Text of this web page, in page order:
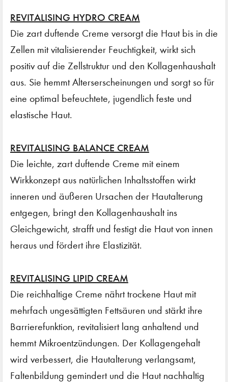
REVITALISING HYDRO CREAM
Die zart duftende Creme versorgt die Haut bis in die
Zellen mit vitalisierender Feuchtigkeit, wirkt sich
positiv auf die Zellstruktur und den Kollagenhaushalt
aus. Sie hemmt Alterserscheinungen und sorgt so für
eine optimal befeuchtete, jugendlich feste und
elastische Haut.
REVITALISING BALANCE CREAM
Die leichte, zart duftende Creme mit einem
Wirkkonzept aus natürlichen Inhaltsstoffen wirkt
inneren und äußeren Ursachen der Hautalterung
entgegen, bringt den Kollagenhaushalt ins
Gleichgewicht, strafft und festigt die Haut von innen
heraus und fördert ihre Elastizität.
REVITALISING LIPID CREAM
Die reichhaltige Creme nährt trockene Haut mit
mehrfach ungesättigten Fettsäuren und stärkt ihre
Barrierefunktion, revitalisiert lang anhaltend und
hemmt Mikroentzündungen. Der Kollagengehalt
wird verbessert, die Hautalterung verlangsamt,
Faltenbildung gemindert und die Haut nachhaltig